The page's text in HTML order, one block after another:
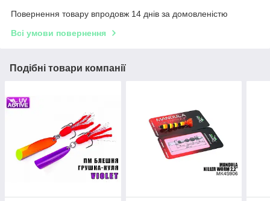
Повернення товару впродовж 14 днів за домовленістю
Всі умови повернення
Подібні товари компанії